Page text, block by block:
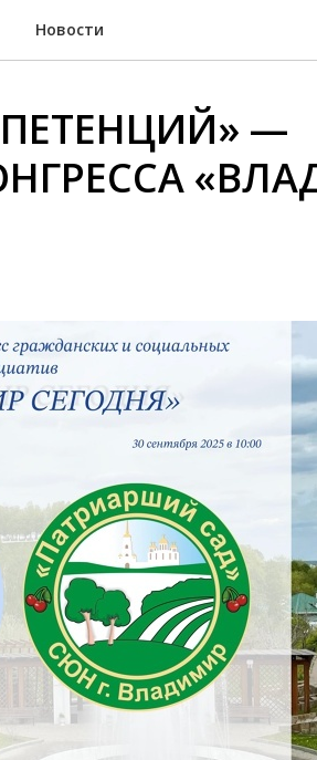
Новости
—